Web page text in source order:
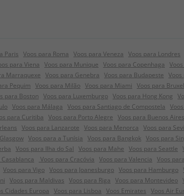
Paris Voos para Roma Voos para Veneza Voos para Londres
para Viena Voos para Munique Voos para Copenhaga
Marraquexe Voos para Genebra Voos para Budapeste Voos
Pequim Voos para Milão Voos para Miami Voos para
para Boston Voos para Luxemburgo Voos para Hong Kong
Voos para Málaga Voos para Santiago de Compostela
para Curitiba Voos para Porto Alegre Voos para Buenos Aires
Voos para Lanzarote Voos para Menorca Voos para
Voos para a Tunísia Voos para Bangkok Voos para
Voos para Ilha do Sal Voos para Mahe Voos para Seattle
Voos para Cracóvia Voos para Valencia Voos
Voos para Vigo Voos para Joanesburgo Voos para Hamburgo
Voos para Maldivas Voos para Riga Voos para Montevideo
Cidades Europa Voos para Lisboa Voos Emirates Voos Air